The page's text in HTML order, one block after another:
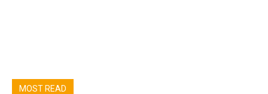
MOST READ